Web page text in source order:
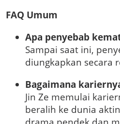
FAQ Umum
Apa penyebab
Sampai saat ini,
diungkapkan secara
Bagaimana
Jin Ze memulai
beralih ke dunia